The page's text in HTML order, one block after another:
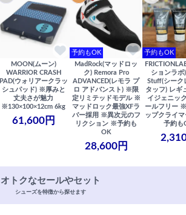
MOON(ムーン)
WARRIOR CRASH
PAD(ウォリアークラッ
シュパッド) ※厚みと
丈夫さが魅力
※130×100×12cm 6kg
61,600円
予約もOK
MadRock(マッドロッ
ク) Remora Pro
ADVANCED(レモラ プ
ロ アドバンスト) ※限
定リミテッドモデル ※
マッドロック最強XFラ
バー採用 ※異次元のフ
リクション ※予約も
OK
28,600円
予約もOK
ションラボ
Stuff(シーク
タッフ) レギ
イジェニッ
ールフリー
ップクライ
予約も
オトクなセールやセット
シューズを特徴から探せます